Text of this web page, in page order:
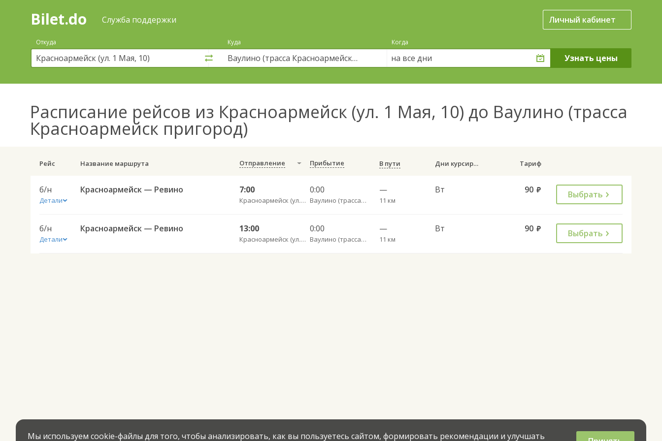
Поиск
покупка
билетов
автобус
онлайн
Bilet.do Служба поддержки Личный кабинет
Откуда Куда Когда
на все дни
Расписание рейсов из Красноармейск (ул. 1 Мая, 10) до Ваулино (трасса
Красноармейск пригород)
Рейс Название маршрута Отправление Прибытие В пути Дни курсирования Тариф
б/н
Детали
Красноармейск — Ревино 7:00
Красноармейск (ул. 1 Мая, 10)
0:00
Ваулино (трасса Красноармейск пригород)
—
11 км
Вт 90 руб. Выбрать
б/н
Детали
Красноармейск — Ревино 13:00
Красноармейск (ул. 1 Мая, 10)
0:00
Ваулино (трасса Красноармейск пригород)
—
11 км
Вт 90 руб. Выбрать
Мы используем cookie-файлы для того, чтобы анализировать, как вы пользуетесь сайтом, формировать рекомендации и улучшать